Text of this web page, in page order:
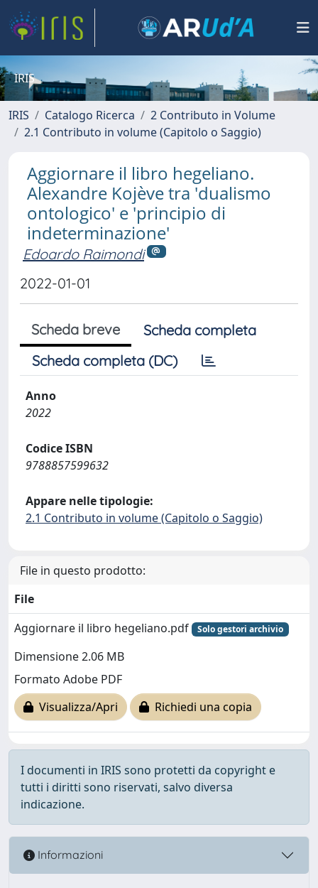
IRIS
IRIS Catalogo Ricerca
2 Contributo in Volume
2.1 Contributo in volume (Capitolo o Saggio)
Aggiornare il libro hegeliano.
Alexandre Kojève tra 'dualismo
ontologico' e 'principio di
indeterminazione'
Edoardo Raimondi
2022-01-01
Scheda breve
Scheda completa
Scheda completa (DC)
Anno
2022
Codice ISBN
9788857599632
Appare nelle tipologie:
2.1 Contributo in volume (Capitolo o Saggio)
File in questo prodotto:
File
Aggiornare il libro hegeliano.pdf
Solo gestori archivio
Dimensione 2.06 MB
Formato Adobe PDF
Visualizza/Apri
Richiedi una copia
I documenti in IRIS sono protetti da copyright e
tutti i diritti sono riservati, salvo diversa
indicazione.
Informazioni